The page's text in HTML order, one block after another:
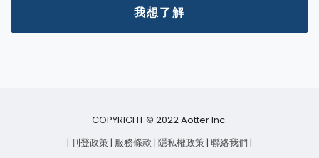
我想了解
COPYRIGHT © 2022 Aotter Inc.
| 刊登政策| 服務條款| 隱私權政策| 聯絡我們 |